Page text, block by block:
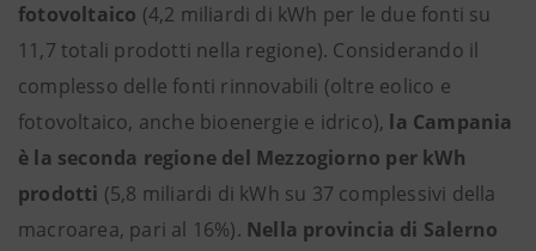
fotovoltaico (4,2 miliardi di kWh per le due fonti su
11,7 totali prodotti nella regione). Considerando il
complesso delle fonti rinnovabili (oltre eolico e
fotovoltaico, anche bioenergie e idrico), la Campania
è la seconda regione del Mezzogiorno per kWh
prodotti (5,8 miliardi di kWh su 37 complessivi della
macroarea, pari al 16%). Nella provincia di Salerno